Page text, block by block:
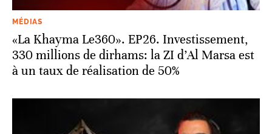
MÉDIAS
«La Khayma Le360». EP26. Investissement,
330 millions de dirhams: la ZI d’Al Marsa est
à un taux de réalisation de 50%